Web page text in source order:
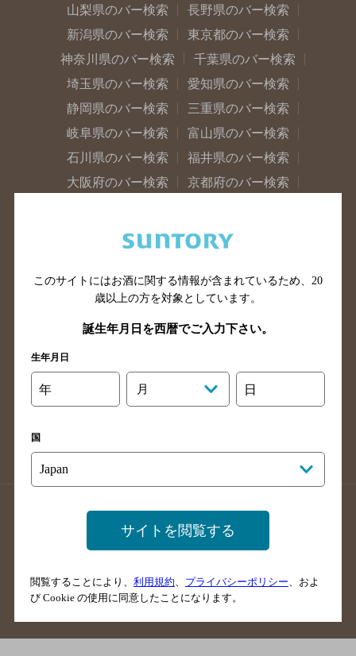
山梨県のバー検索
長野県のバー検索
新潟県のバー検索
東京都のバー検索
神奈川県のバー検索
千葉県のバー検索
埼玉県のバー検索
愛知県のバー検索
静岡県のバー検索
三重県のバー検索
岐阜県のバー検索
富山県のバー検索
石川県のバー検索
福井県のバー検索
大阪府のバー検索
京都府のバー検索
滋賀県のバー検索
和歌山県のバー検索
山口県のバー検索
鳥取県のバー検索
島根県のバー検索
徳島県のバー検索
香川県のバー検索
愛媛県のバー検索
高知県のバー検索
長崎県のバー検索
佐賀県のバー検索
大分県のバー検索
熊本県のバー検索
沖縄県のバー検索
店舗登録方法のご案内
店舗情報更新方法のご案内
掲載店舗様ログイン
ご意見・ご感想
このサイトにはお酒に関する情報が含まれているため、 20
歳以上の方を対象としています。
誕生年月日を西暦でご入力下さい。
生年月日
年 月 日
国
サイトを閲覧する
閲覧することにより、 利用規約 プライバシーポリシー 、およ
び Cookie の使用に同意したことになります。